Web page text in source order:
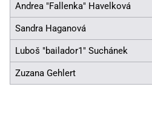
Andrea "Fallenka" Havelková
Sandra Haganová
Luboš "bailador1" Suchánek
Zuzana Gehlert